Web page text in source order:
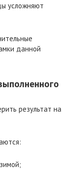
усложняют
данной
результат на